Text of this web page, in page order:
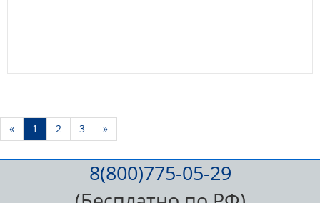
«ÐŸÑ€ÐµÐ
´.
1 2 3 »Ð¡Ð»ÐµÐ
´.
8(800)775-05-29